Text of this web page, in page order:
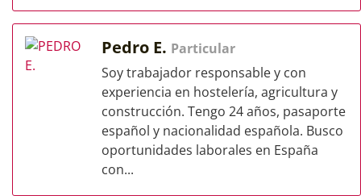
Pedro E. Particular
Soy trabajador responsable y con
experiencia en hostelería, agricultura y
construcción. Tengo 24 años, pasaporte
español y nacionalidad española. Busco
oportunidades laborales en España
con...